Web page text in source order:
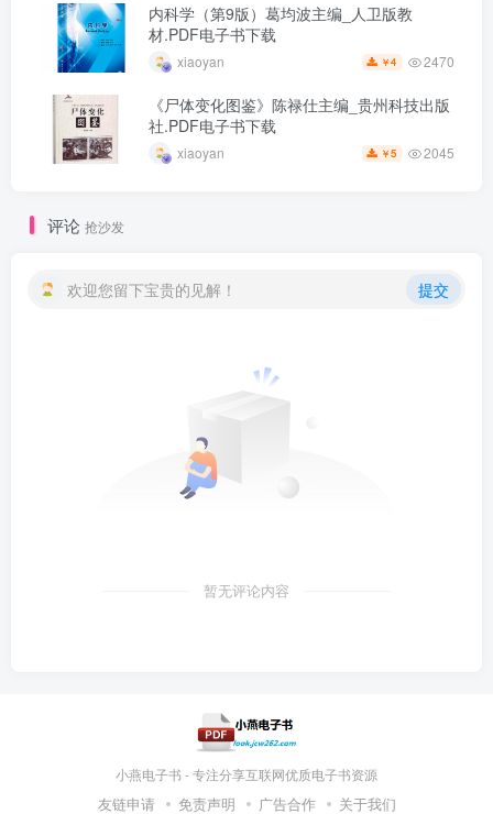
内科学（第9版）葛均波主编_人卫版教
材.PDF电子书下载
xiaoyan ￥4 2470
《尸体变化图鉴》陈禄仕主编_贵州科技出版
社.PDF电子书下载
xiaoyan ￥5 2045
评论 抢沙发
欢迎您留下宝贵的见解！ 提交
暂无评论内容
小燕电子书 - 专注分享互联网优质电子书资源
友链申请 免责声明 广告合作 关于我们